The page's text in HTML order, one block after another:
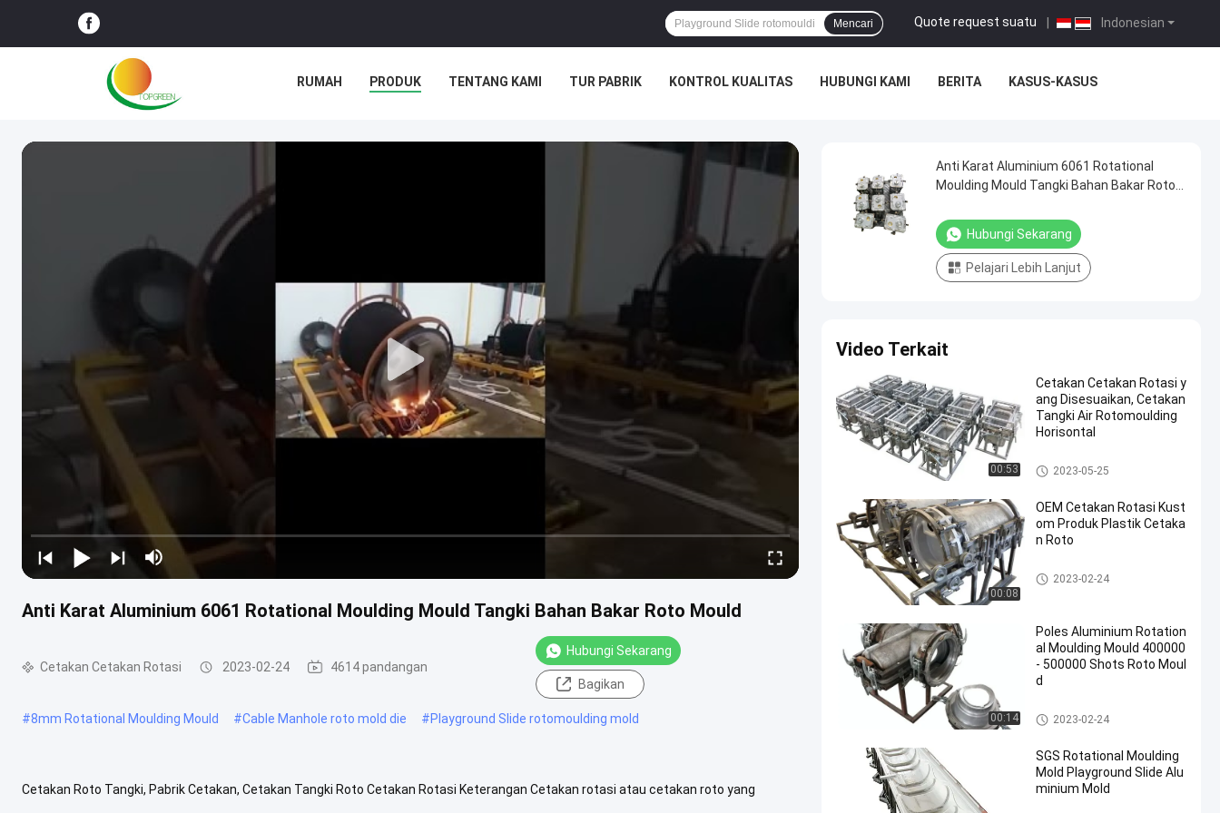
Indonesian
Quote request suatu
Mencari
RUMAH PRODUK TENTANG KAMI TUR PABRIK KONTROL KUALITAS HUBUNGI KAMI BERITA KASUS-KASUS
Anti Karat Aluminium 6061 Rotational Moulding Mould Tangki Bahan Bakar Roto Mould
Cetakan Cetakan Rotasi 2023-02-24 4614 pandangan
Hubungi Sekarang
Bagikan
#8mm Rotational Moulding Mould #Cable Manhole roto mold die #Playground Slide rotomoulding mold
Cetakan Roto Tangki, Pabrik Cetakan, Cetakan Tangki Roto Cetakan Rotasi Keterangan Cetakan rotasi atau cetakan roto yang
Anti Karat Aluminium 6061 Rotational
Moulding Mould Tangki Bahan Bakar Roto
Hubungi Sekarang
Pelajari Lebih Lanjut
Video Terkait
00:53
Cetakan Cetakan Rotasi y
ang Disesuaikan, Cetakan
Tangki Air Rotomoulding
Horisontal
Cetakan Cetakan Rotasi
2023-05-25
00:08
OEM Cetakan Rotasi Kust
om Produk Plastik Cetaka
n Roto
Cetakan Cetakan Rotasi
2023-02-24
00:14
Poles Aluminium Rotation
al Moulding Mould 400000
- 500000 Shots Roto Moul
d
Cetakan Cetakan Rotasi
2023-02-24
SGS Rotational Moulding
Mold Playground Slide Alu
minium Mold